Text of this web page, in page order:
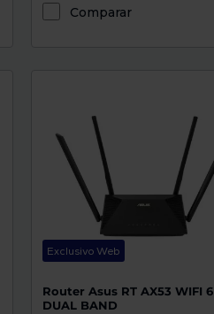
Comparar
Exclusivo Web
Router Asus RT AX53 WIFI 6
DUAL BAND